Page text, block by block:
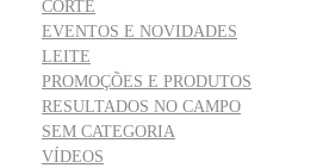
CORTE
EVENTOS E NOVIDADES
LEITE
PROMOÇÕES E PRODUTOS
RESULTADOS NO CAMPO
SEM CATEGORIA
VÍDEOS